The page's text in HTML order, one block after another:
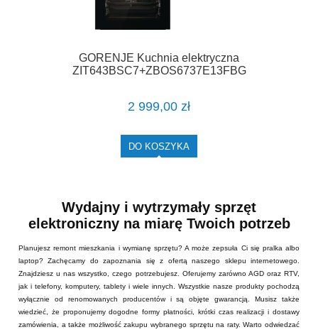
GORENJE Kuchnia elektryczna
ZIT643BSC7+ZBOS6737E13FBG
2 999,00 zł
DO KOSZYKA
Wydajny i wytrzymały sprzęt
elektroniczny na miarę Twoich potrzeb
Planujesz remont mieszkania i wymianę sprzętu? A może zepsuła Ci się pralka albo
laptop? Zachęcamy do zapoznania się z ofertą naszego sklepu internetowego.
Znajdziesz u nas wszystko, czego potrzebujesz. Oferujemy zarówno AGD oraz RTV,
jak i telefony, komputery, tablety i wiele innych. Wszystkie nasze produkty pochodzą
wyłącznie od renomowanych producentów i są objęte gwarancją. Musisz także
wiedzieć, że proponujemy dogodne formy płatności, krótki czas realizacji i dostawy
zamówienia, a także możliwość zakupu wybranego sprzętu na raty. Warto odwiedzać